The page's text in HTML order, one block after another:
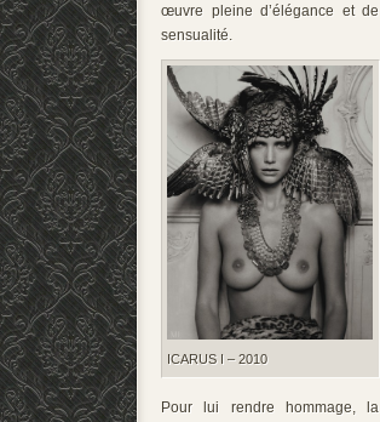
œuvre pleine d’élégance et de
sensualité.
ICARUS I – 2010
Pour lui rendre hommage, la